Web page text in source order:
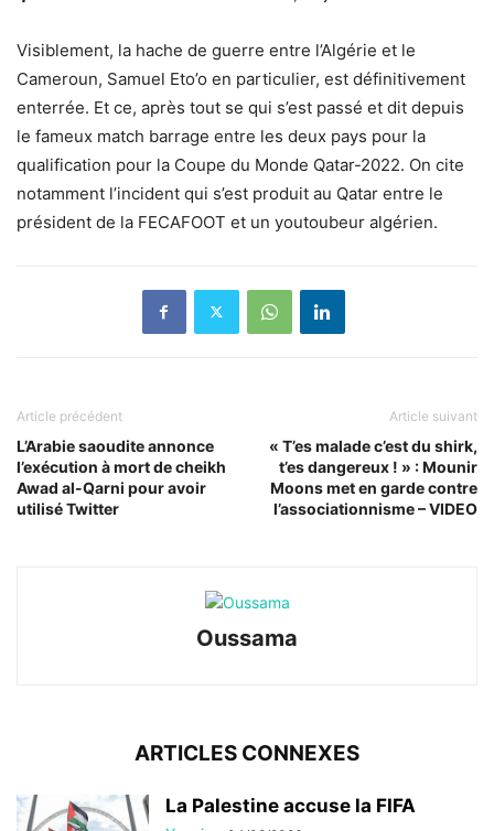
Visiblement, la hache de guerre entre l’Algérie et le
Cameroun, Samuel Eto’o en particulier, est définitivement
enterrée. Et ce, après tout se qui s’est passé et dit depuis
le fameux match barrage entre les deux pays pour la
qualification pour la Coupe du Monde Qatar-2022. On cite
notamment l’incident qui s’est produit au Qatar entre le
président de la FECAFOOT et un youtoubeur algérien.
Article précédent
L’Arabie saoudite annonce
l’exécution à mort de cheikh
Awad al-Qarni pour avoir
utilisé Twitter
Article suivant
« T’es malade c’est du shirk,
t’es dangereux ! » : Mounir
Moons met en garde contre
l’associationnisme – VIDEO
Oussama
ARTICLES CONNEXES
La Palestine accuse la FIFA